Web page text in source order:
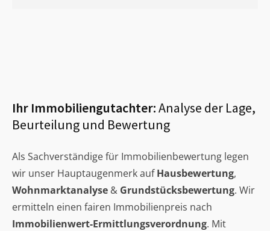
Ihr Immobiliengutachter:Analyse der Lage,
Beurteilung und Bewertung
Als Sachverständige für Immobilienbewertung legen
wir unser Hauptaugenmerk aufHausbewertung,
Wohnmarktanalyse & Grundstücksbewertung. Wir
ermitteln einen fairen Immobilienpreis nach
Immobilienwert-Ermittlungsverordnung. Mit